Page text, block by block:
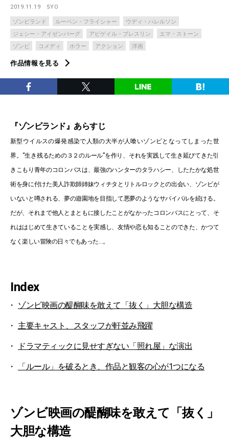
2019.11.19 SYO
ゾンビランド ルーベン・フライシャー
ウディ・ハレルソン
ジェシー・アイゼンバーグ
アビゲイル・ブレスリン
エマ・ストーン
ゾンビ
コメディ ホラー アクション 洋画
作品情報を見る
『ゾンビランド』あらすじ
新型ウイルスの爆発感染で人類の大半が人喰いゾンビとなってしまった世
界。“生き残るための３２のルール”を作り、それを実践して生き延びてきた引
きこもり青年のコロンバスは、最強のハンターのタラハシー、したたかな処世
術を身に付けた美人詐欺師姉妹ウィチタとリトルロックとの出会い、ゾンビが
いないと噂される、夢の遊園地を目指して悪夢のようなサバイバルを続ける。
だが、それまで他人とまともに接したことがなかったコロンバスにとって、そ
れははじめて生きていることを実感し、友情や恋も知ることのできた、かつて
なく楽しい冒険の日々でもあった…。
Index
ゾンビ映画の醍醐味を敢えて「抜く」大胆な構造
主要キャスト、スタッフが軒並み飛躍
ドラマティックに見せすぎない「照れ屋」な演出
「ルール」を破るとき、作品と観客の心が1つになる
ゾンビ映画の醍醐味を敢えて「抜く」
大胆な構造